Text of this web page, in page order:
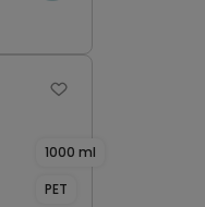
1000 ml
PET